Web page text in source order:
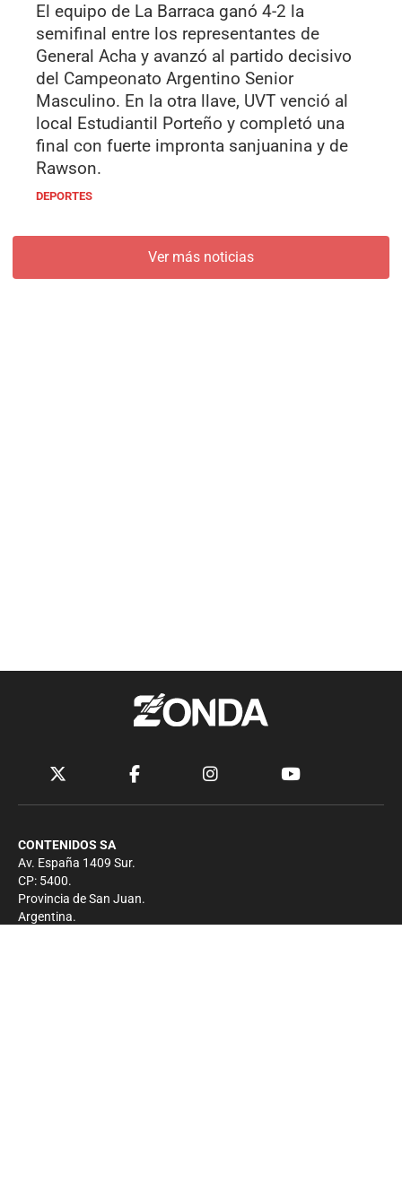
El equipo de La Barraca ganó 4-2 la
semifinal entre los representantes de
General Acha y avanzó al partido decisivo
del Campeonato Argentino Senior
Masculino. En la otra llave, UVT venció al
local Estudiantil Porteño y completó una
final con fuerte impronta sanjuanina y de
Rawson.
DEPORTES
Ver más noticias
CONTENIDOS SA
Av. España 1409 Sur.
CP: 5400.
Provincia de San Juan.
Argentina.